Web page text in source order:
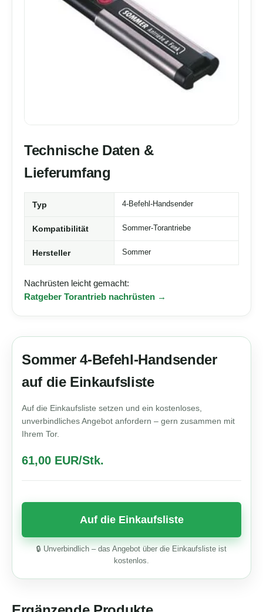
Technische Daten &
Lieferumfang
Typ 4-Befehl-Handsender
Kompatibilität Sommer-Torantriebe
Hersteller Sommer
Nachrüsten leicht gemacht:
Ratgeber Torantrieb nachrüsten →
Sommer 4-Befehl-Handsender
auf die Einkaufsliste
Auf die Einkaufsliste setzen und ein kostenloses,
unverbindliches Angebot anfordern – gern zusammen mit
Ihrem Tor.
61,00 EUR/Stk.
🔒 Unverbindlich – das Angebot über die Einkaufsliste ist
kostenlos.